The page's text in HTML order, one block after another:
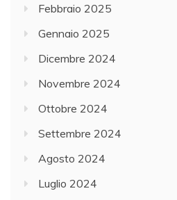
Febbraio 2025
Gennaio 2025
Dicembre 2024
Novembre 2024
Ottobre 2024
Settembre 2024
Agosto 2024
Luglio 2024